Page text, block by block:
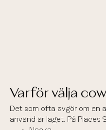
Varför välja
Det som ofta avgör om en
använd är läget. På Places